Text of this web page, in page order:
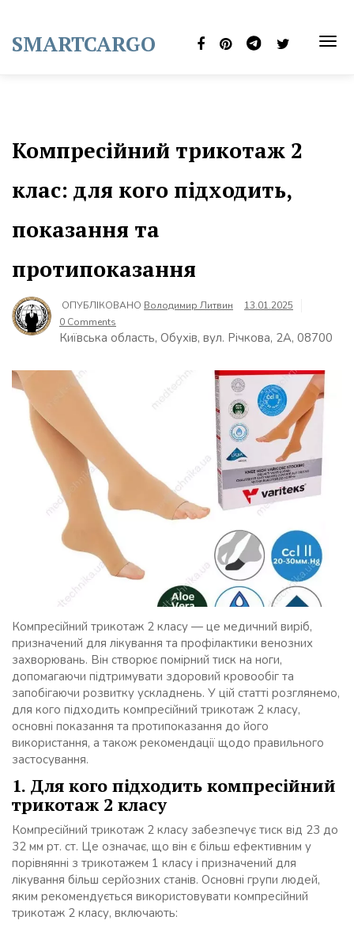
content
SMARTCARGO
Компресійний трикотаж 2
клас: для кого підходить,
показання та
протипоказання
ОПУБЛІКОВАНО Володимир Литвин
13.01.2025
0 Comments
Київська область, Обухів, вул. Річкова, 2А, 08700
Компресійний трикотаж 2 класу — це медичний виріб,
призначений для лікування та профілактики венозних
захворювань. Він створює помірний тиск на ноги,
допомагаючи підтримувати здоровий кровообіг та
запобігаючи розвитку ускладнень. У цій статті розглянемо,
для кого підходить компресійний трикотаж 2 класу,
основні показання та протипоказання до його
використання, а також рекомендації щодо правильного
застосування.
1. Для кого підходить компресійний
трикотаж 2 класу
Компресійний трикотаж 2 класу забезпечує тиск від 23 до
32 мм рт. ст. Це означає, що він є більш ефективним у
порівнянні з трикотажем 1 класу і призначений для
лікування більш серйозних станів. Основні групи людей,
яким рекомендується використовувати компресійний
трикотаж 2 класу, включають: